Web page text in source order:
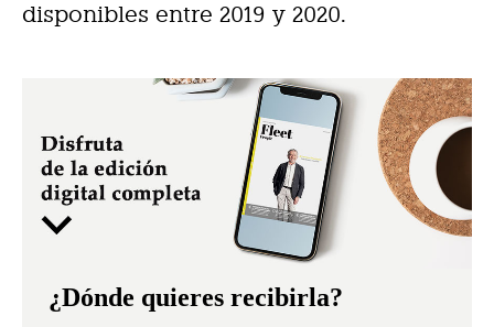
disponibles entre 2019 y 2020.
¿Dónde quieres recibirla?